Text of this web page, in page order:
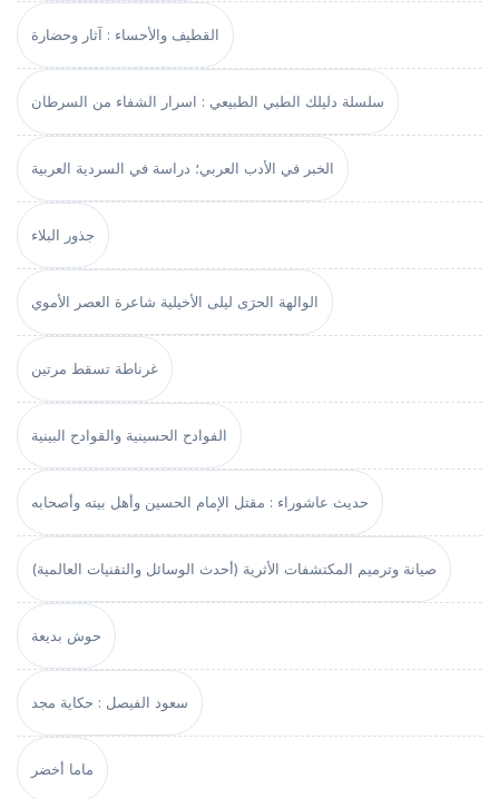
القطيف والأحساء : آثار وحضارة
سلسلة دليلك الطبي الطبيعي : اسرار الشفاء من السرطان
الخبر في الأدب العربي؛ دراسة في السردية العربية
جذور البلاء
الوالهة الحرَى ليلى الأخيلية شاعرة العصر الأموي
غرناطة تسقط مرتين
الفوادح الحسينية والقوادح البينية
حديث عاشوراء : مقتل الإمام الحسين وأهل بيته وأصحابه
صيانة وترميم المكتشفات الأثرية (أحدث الوسائل والتقنيات العالمية)
حوش بديعة
سعود الفيصل : حكاية مجد
ماما أخضر